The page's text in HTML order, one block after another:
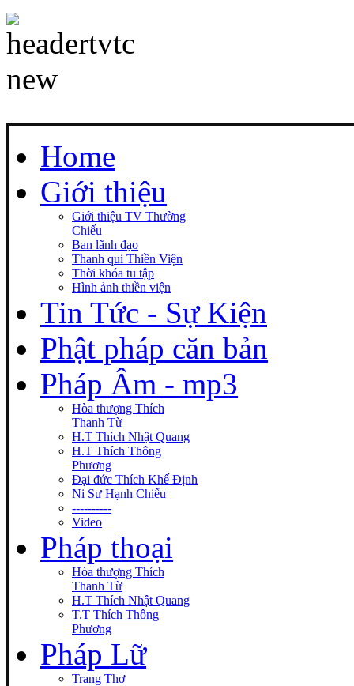
Home
Giới thiệu
Giới thiệu TV Thường
Chiếu
Ban lãnh đạo
Thanh qui Thiền Viện
Thời khóa tu tập
Hình ảnh thiền viện
Tin Tức - Sự Kiện
Phật pháp căn bản
Pháp Âm - mp3
Hòa thượng Thích
Thanh Từ
H.T Thích Nhật Quang
H.T Thích Thông
Phương
Đại đức Thích Khế Định
Ni Sư Hạnh Chiếu
----------
Video
Pháp thoại
Hòa thượng Thích
Thanh Từ
H.T Thích Nhật Quang
T.T Thích Thông
Phương
Pháp Lữ
Trang Thơ